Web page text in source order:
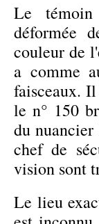
Le
déformée
couleur de
a comme
faisceaux.
le n° 150
du
chef de
vision sont
Le lieu